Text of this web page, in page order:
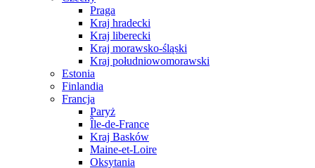
Praga
Kraj hradecki
Kraj liberecki
Kraj morawsko-śląski
Kraj południowomorawski
Estonia
Finlandia
Francja
Paryż
Île-de-France
Kraj Basków
Maine-et-Loire
Oksytania